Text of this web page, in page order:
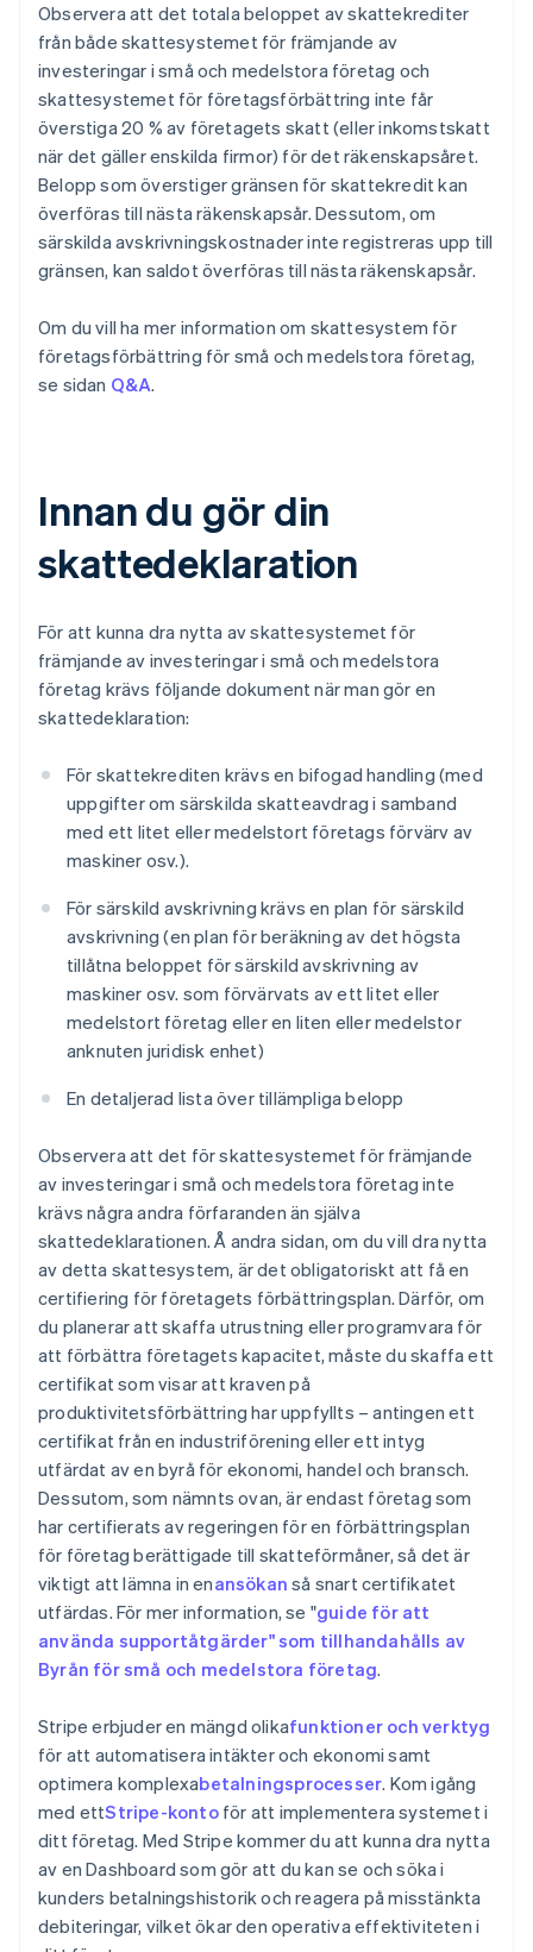
Observera att det totala beloppet av skattekrediter
från både skattesystemet för främjande av
investeringar i små och medelstora företag och
skattesystemet för företagsförbättring inte får
överstiga 20 % av företagets skatt (eller inkomstskatt
när det gäller enskilda firmor) för det räkenskapsåret.
Belopp som överstiger gränsen för skattekredit kan
överföras till nästa räkenskapsår. Dessutom, om
särskilda avskrivningskostnader inte registreras upp till
gränsen, kan saldot överföras till nästa räkenskapsår.
Om du vill ha mer information om skattesystem för
företagsförbättring för små och medelstora företag,
se sidan Q&A.
Innan du gör din
skattedeklaration
För att kunna dra nytta av skattesystemet för
främjande av investeringar i små och medelstora
företag krävs följande dokument när man gör en
skattedeklaration:
För skattekrediten krävs en bifogad handling (med
uppgifter om särskilda skatteavdrag i samband
med ett litet eller medelstort företags förvärv av
maskiner osv.).
För särskild avskrivning krävs en plan för särskild
avskrivning (en plan för beräkning av det högsta
tillåtna beloppet för särskild avskrivning av
maskiner osv. som förvärvats av ett litet eller
medelstort företag eller en liten eller medelstor
anknuten juridisk enhet)
En detaljerad lista över tillämpliga belopp
Observera att det för skattesystemet för främjande
av investeringar i små och medelstora företag inte
krävs några andra förfaranden än själva
skattedeklarationen. Å andra sidan, om du vill dra nytta
av detta skattesystem, är det obligatoriskt att få en
certifiering för företagets förbättringsplan. Därför, om
du planerar att skaffa utrustning eller programvara för
att förbättra företagets kapacitet, måste du skaffa ett
certifikat som visar att kraven på
produktivitetsförbättring har uppfyllts – antingen ett
certifikat från en industriförening eller ett intyg
utfärdat av en byrå för ekonomi, handel och bransch.
Dessutom, som nämnts ovan, är endast företag som
har certifierats av regeringen för en förbättringsplan
för företag berättigade till skatteförmåner, så det är
viktigt att lämna in enansökan så snart certifikatet
utfärdas. För mer information, se "guide för att
använda supportåtgärder" som tillhandahålls av
Byrån för små och medelstora företag.
Stripe erbjuder en mängd olikafunktioner och verktyg
för att automatisera intäkter och ekonomi samt
optimera komplexabetalningsprocesser. Kom igång
med ettStripe-kontoför att implementera systemet i
ditt företag. Med Stripe kommer du att kunna dra nytta
av en Dashboard som gör att du kan se och söka i
kunders betalningshistorik och reagera på misstänkta
debiteringar, vilket ökar den operativa effektiviteten i
Australien
English